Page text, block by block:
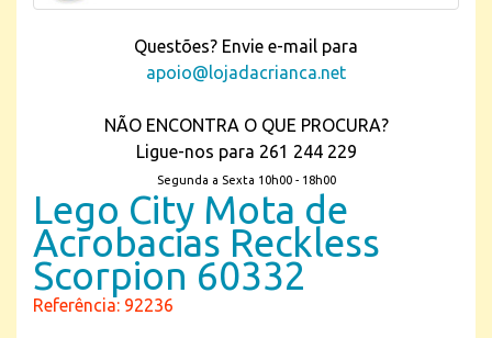
Questões? Envie e-mail para
apoio@lojadacrianca.net
NÃO ENCONTRA O QUE PROCURA?
Ligue-nos para 261 244 229
Segunda a Sexta 10h00 - 18h00
Lego City Mota de
Acrobacias Reckless
Scorpion 60332
Referência: 92236